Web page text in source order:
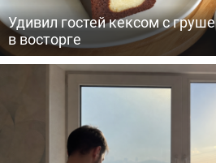
Удивил гостей кексом с
в восторге